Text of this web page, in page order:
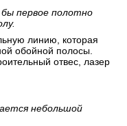
первое полотно
линию, которая
обойной полосы.
отвес, лазер
небольшой